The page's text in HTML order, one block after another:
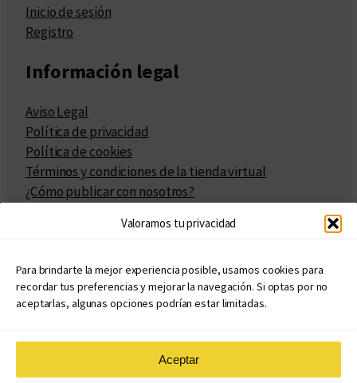
Valoramos tu privacidad
Para brindarte la mejor experiencia posible, usamos cookies para
recordar tus preferencias y mejorar la navegación. Si optas por no
aceptarlas, algunas opciones podrían estar limitadas.
Aceptar
Inicio de sesión
Registro
Información legal
Aviso Legal
Política de privacidad
Política de cookies
Términos y condiciones de la tienda virtual
¿Cómo publicar con nosotros?
Políticas de publicación
Políticas de coedición
Atribuciones